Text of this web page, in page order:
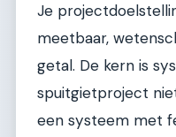
Je
meetbaar,
getal. De kern is
spuitgietproject
een systeem met